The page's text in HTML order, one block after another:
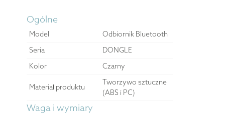
Ogólne
Model
Odbiornik Bluetooth
Seria
DONGLE
Kolor
Czarny
Materiał produktu
Tworzywo sztuczne
(ABS i PC)
Waga i wymiary